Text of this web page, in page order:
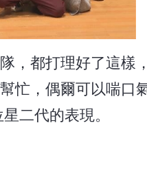
，都打理好了這樣
忙，偶爾可以喘口
二代的表現。